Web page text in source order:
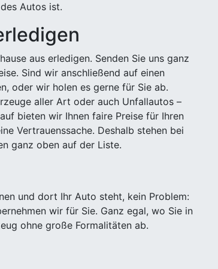
Autos ist.
aus erledigen. Senden Sie uns ganz
Sind wir anschließend auf einen
oder wir holen es gerne für Sie ab.
aller Art oder auch Unfallautos –
bieten wir Ihnen faire Preise für Ihren
Vertrauenssache. Deshalb stehen bei
ganz oben auf der Liste.
und dort Ihr Auto steht, kein Problem:
wir für Sie. Ganz egal, wo Sie in
ohne große Formalitäten ab.